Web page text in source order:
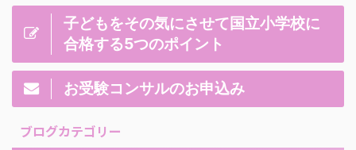
子どもをその気にさせて国立小学校に
合格する5つのポイント
お受験コンサルのお申込み
ブログカテゴリー